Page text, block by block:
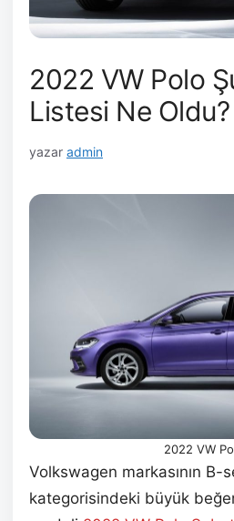
2022 VW Polo
Listesi Ne Oldu?
yazar admin
2022 VW
Volkswagen markasının
kategorisindeki büyük